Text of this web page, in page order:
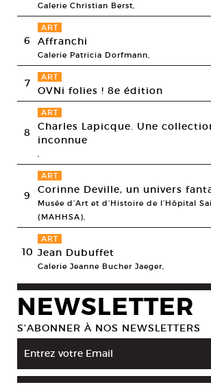
Galerie Christian Berst,
6
ART
Affranchi
Galerie Patricia Dorfmann,
7 ART
OVNi folies ! 8e édition
8
ART
Charles Lapicque. Une
inconnue
,
9
ART
Corinne Deville, un univers
Musée d’Art et d’Histoire de l’Hôpital
(MAHHSA),
10
ART
Jean Dubuffet
Galerie Jeanne Bucher Jaeger,
NEWSLETTER
S’ABONNER À NOS NEWSLETTERS